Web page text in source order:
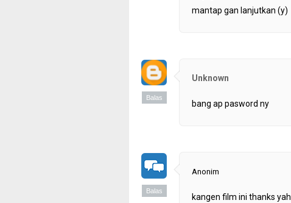
mantap gan lanjutkan (y)
Balas
Unknown
bang ap pasword ny
Balas
Anonim
kangen film ini thanks yah